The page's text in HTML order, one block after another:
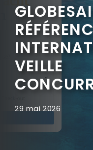
VEILLE
29 mai 2026